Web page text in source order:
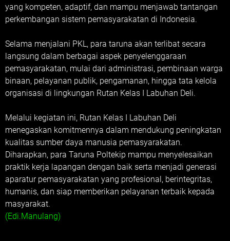
yang kompeten, adaptif, dan mampu menjawab tantangan
perkembangan sistem pemasyarakatan di Indonesia.
Selama menjalani PKL, para taruna akan terlibat secara
langsung dalam berbagai aspek penyelenggaraan
pemasyarakatan, mulai dari administrasi, pembinaan warga
binaan, pelayanan publik, pengamanan, hingga tata kelola
organisasi di lingkungan Rutan Kelas I Labuhan Deli.
Melalui kegiatan ini, Rutan Kelas I Labuhan Deli
menegaskan komitmennya dalam mendukung peningkatan
kualitas sumber daya manusia pemasyarakatan.
Diharapkan, para Taruna Poltekip mampu menyelesaikan
praktik kerja lapangan dengan baik serta menjadi generasi
aparatur pemasyarakatan yang profesional, berintegritas,
humanis, dan siap memberikan pelayanan terbaik kepada
masyarakat.
(Edi.Manulang)